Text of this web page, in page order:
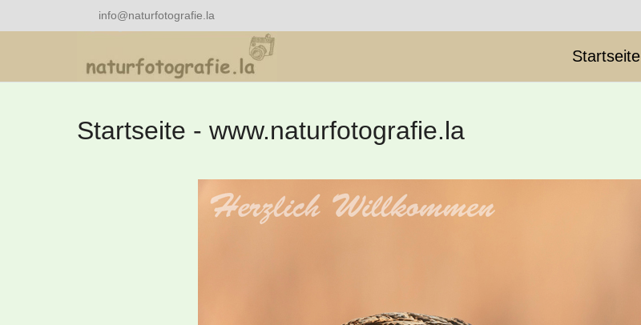
info@naturfotografie.la
Startseite
Startseite - www.naturfotografie.la